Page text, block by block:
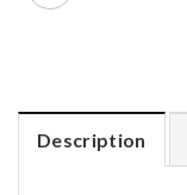
Description